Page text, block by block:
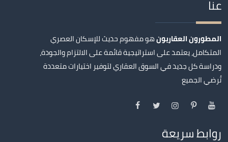
عنا
المطورون العقاريونهو مفهوم حديث للإسكان العصري
المتكامل، يعتمد على استراتيجية قائمة على الالتزام والجودة،
ودراسة كل جديد في السوق العقاري لتوفير اختيارات متعددة
تُرضي الجميع
روابط سريعة